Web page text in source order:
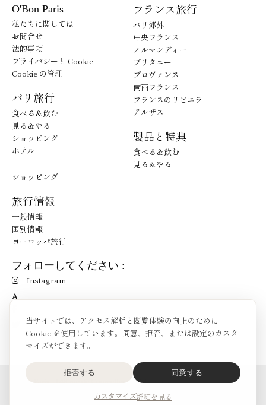
当サイトでは、アクセス解析と閲覧体験の向上のために
Cookie を使用しています。同意、拒否、または設定のカスタ
マイズができます。
拒否する 同意する
カスタマイズ詳細を見る
O'Bon Paris
私たちに関しては
お問合せ
法的事項
プライバシーと Cookie
Cookie の管理
パリ旅行
食べる＆飲む
見る＆やる
ショッピング
ホテル
フランス旅行
パリ郊外
中央フランス
ノルマンディー
ブリタニー
プロヴァンス
南西フランス
フランスのリビエラ
アルザス
製品と特典
食べる＆飲む
見る＆やる
ショッピング
旅行情報
一般情報
国別情報
ヨーロッパ旅行
フォローしてください :
Instagram
A
O'Bon Paris - 148 rue de Courcelles - 75017 Paris